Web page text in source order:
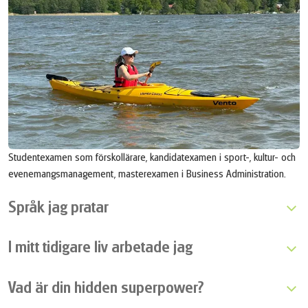
Studentexamen som förskollärare, kandidatexamen i sport-, kultur- och
evenemangsmanagement, masterexamen i Business Administration.
Språk jag pratar
I mitt tidigare liv arbetade jag
Vad är din hidden superpower?